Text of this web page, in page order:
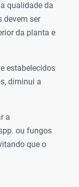
qualidade da
devem ser
da planta e
estabelecidos
diminui a
a
ou fungos
que o